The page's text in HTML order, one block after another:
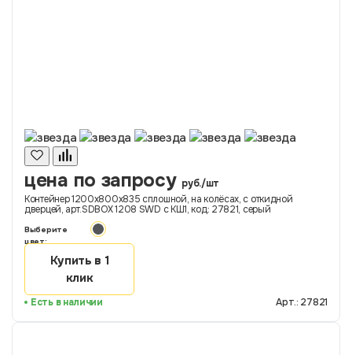
цена по запросу руб./шт
Контейнер 1200х800х835 сплошной, на колёсах, с откидной
дверцей, арт.SDBOX 1208 SWD с КШ1, код: 27821, серый
Выберите
цвет:
Купить в 1
клик
Есть в наличии Арт.: 27821